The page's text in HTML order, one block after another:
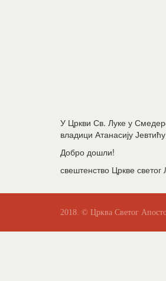
У Цркви Св. Луке у
владици Атанасију
Добро дошли!
свештенство Цркве светог
2018. © Црква Светог